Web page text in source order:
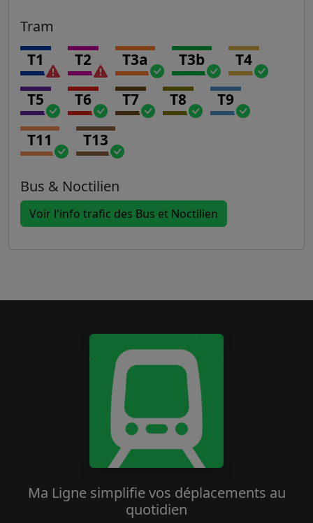
Tram
T1 T2 T3a T3b T4
T5 T6 T7 T8 T9
T11 T13
Bus & Noctilien
Voir l'info trafic des Bus et Noctilien
Ma Ligne simplifie vos déplacements au
quotidien